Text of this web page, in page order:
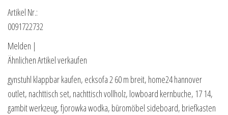
Artikel Nr.:
0091722732
Melden |
Ähnlichen Artikel verkaufen
gynstuhl klappbar kaufen, ecksofa 2 60 m breit, home24 hannover
outlet, nachttisch set, nachttisch vollholz, lowboard kernbuche, 17 14,
gambit werkzeug, fjorowka wodka, büromöbel sideboard, briefkasten